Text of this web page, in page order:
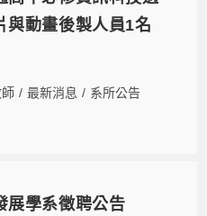
與動畫後製人員1名
/ 最新消息 / 系所公告
展學系徵聘公告